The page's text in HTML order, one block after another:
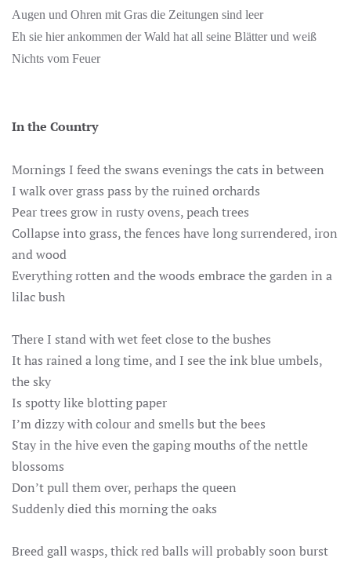
Augen und Ohren mit Gras die Zeitungen sind leer
Eh sie hier ankommen der Wald hat all seine Blätter und weiß
Nichts vom Feuer
In the Country
Mornings I feed the swans evenings the cats in between
I walk over grass pass by the ruined orchards
Pear trees grow in rusty ovens, peach trees
Collapse into grass, the fences have long surrendered, iron
and wood
Everything rotten and the woods embrace the garden in a
lilac bush
There I stand with wet feet close to the bushes
It has rained a long time, and I see the ink blue umbels,
the sky
Is spotty like blotting paper
I’m dizzy with colour and smells but the bees
Stay in the hive even the gaping mouths of the nettle
blossoms
Don’t pull them over, perhaps the queen
Suddenly died this morning the oaks
Breed gall wasps, thick red balls will probably soon burst